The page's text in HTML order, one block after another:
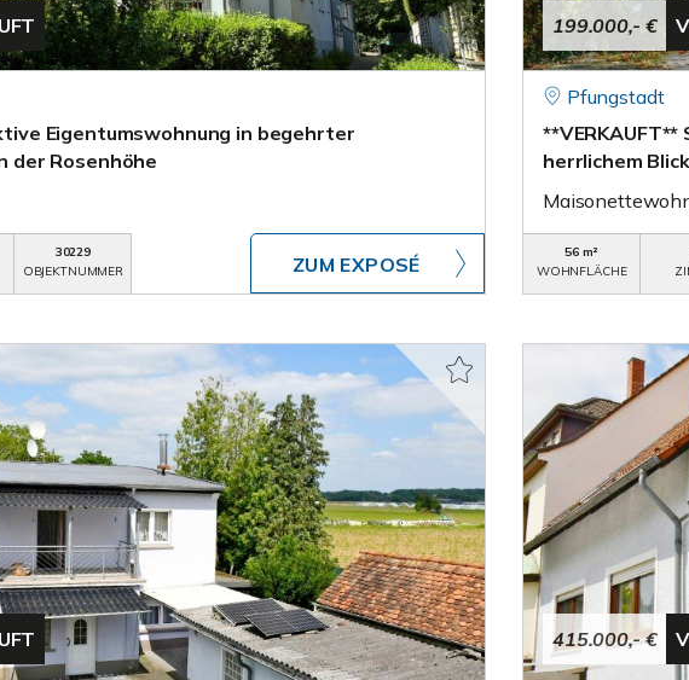
Eigentumswohnung in begehrter
der Rosenhöhe
30229
OBJEKTNUMMER
ZUM EXPOSÉ
199.000,- €
Pfungstadt
herrlichem Blick
56 m²
WOHNFLÄCHE
415.000,- €